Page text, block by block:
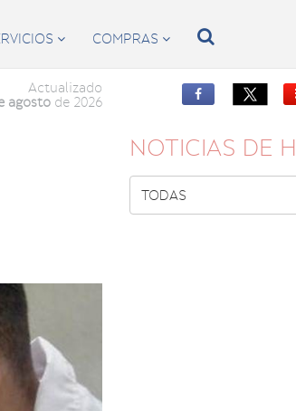
 COMPRAS  
Actualizado
agostode 2026

NOTICIAS DE
TODAS